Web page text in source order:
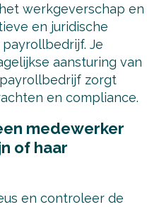
werkgeverschap en
en juridische
Je
aansturing van
zorgt
en compliance.
medewerker
of haar
en controleer de